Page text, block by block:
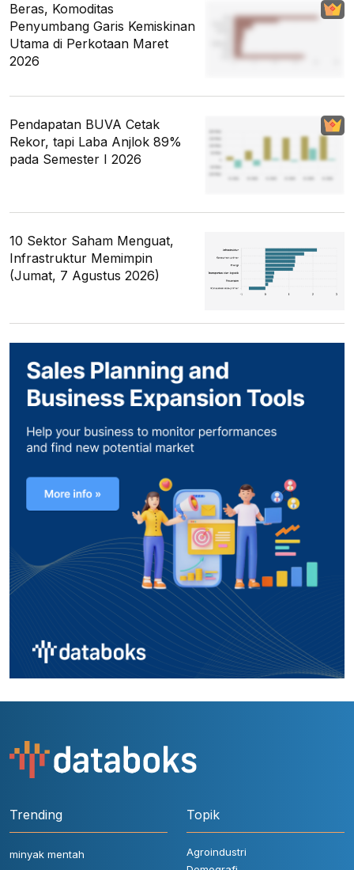
Beras, Komoditas
Penyumbang Garis Kemiskinan
Utama di Perkotaan Maret
2026
Pendapatan BUVA Cetak
Rekor, tapi Laba Anjlok 89%
pada Semester I 2026
10 Sektor Saham Menguat,
Infrastruktur Memimpin
(Jumat, 7 Agustus 2026)
Trending
minyak mentah
Topik
Agroindustri